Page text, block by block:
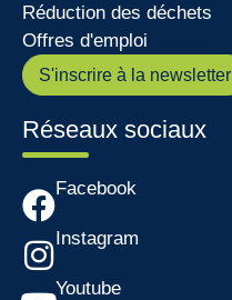
Réduction des déchets
Offres d'emploi
S'inscrire à la newsletter
Réseaux sociaux
Facebook
Instagram
Youtube